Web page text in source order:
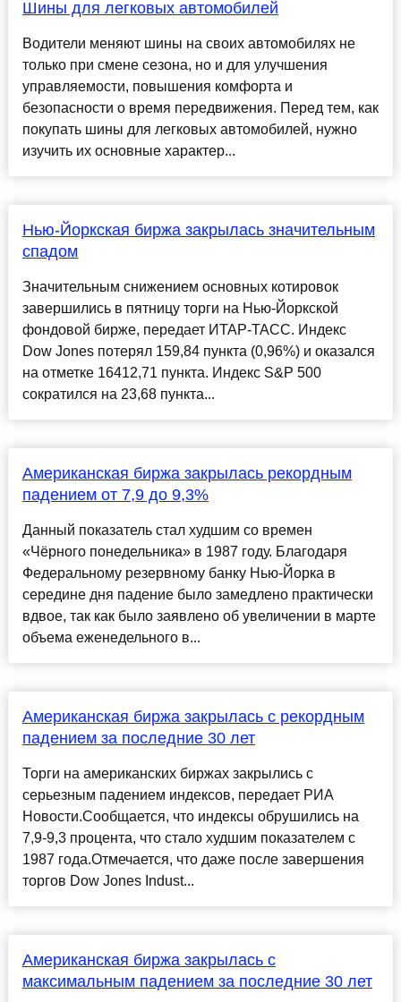
Шины для легковых автомобилей
Водители меняют шины на своих автомобилях не
только при смене сезона, но и для улучшения
управляемости, повышения комфорта и
безопасности о время передвижения. Перед тем, как
покупать шины для легковых автомобилей, нужно
изучить их основные характер...
Нью-Йоркская биржа закрылась значительным
спадом
Значительным снижением основных котировок
завершились в пятницу торги на Нью-Йоркской
фондовой бирже, передает ИТАР-ТАСС. Индекс
Dow Jones потерял 159,84 пункта (0,96%) и оказался
на отметке 16412,71 пункта. Индекс S&P 500
сократился на 23,68 пункта...
Американская биржа закрылась рекордным
падением от 7,9 до 9,3%
Данный показатель стал худшим со времен
«Чёрного понедельника» в 1987 году. Благодаря
Федеральному резервному банку Нью-Йорка в
середине дня падение было замедлено практически
вдвое, так как было заявлено об увеличении в марте
объема еженедельного в...
Американская биржа закрылась с рекордным
падением за последние 30 лет
Торги на американских биржах закрылись с
серьезным падением индексов, передает РИА
Новости.Сообщается, что индексы обрушились на
7,9-9,3 процента, что стало худшим показателем с
1987 года.Отмечается, что даже после завершения
торгов Dow Jones Indust...
Американская биржа закрылась с
максимальным падением за последние 30 лет